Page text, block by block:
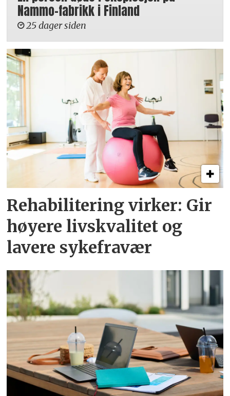
Nammo-fabrikk i Finland
25 dager siden
Rehabilitering virker: Gir
høyere livskvalitet og
lavere sykefravær